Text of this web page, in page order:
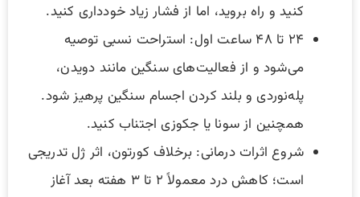
کنید و راه بروید، اما از فشار زیاد خودداری کنید.
۲۴ تا ۴۸ ساعت اول: استراحت نسبی توصیه
می‌شود و از فعالیت‌های سنگین مانند دویدن،
پله‌نوردی و بلند کردن اجسام سنگین پرهیز شود.
همچنین از سونا یا جکوزی اجتناب کنید.
شروع اثرات درمانی: برخلاف کورتون، اثر ژل تدریجی
است؛ کاهش درد معمولاً ۲ تا ۳ هفته بعد آغاز